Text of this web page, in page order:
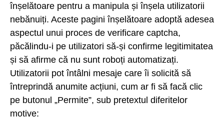
înșelătoare pentru a manipula și înșela utilizatorii
nebănuiți. Aceste pagini înșelătoare adoptă adesea
aspectul unui proces de verificare captcha,
păcălindu-i pe utilizatori să-și confirme legitimitatea
și să afirme că nu sunt roboți automatizați.
Utilizatorii pot întâlni mesaje care îi solicită să
întreprindă anumite acțiuni, cum ar fi să facă clic
pe butonul „Permite”, sub pretextul diferitelor
motive: